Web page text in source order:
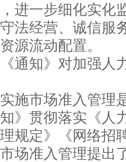
，进一步细化实
法经营、诚信服
源流动配置。
知》对加强人力
市场准入管理是
》贯彻落实《人
规定》《网络招
场准入管理提出